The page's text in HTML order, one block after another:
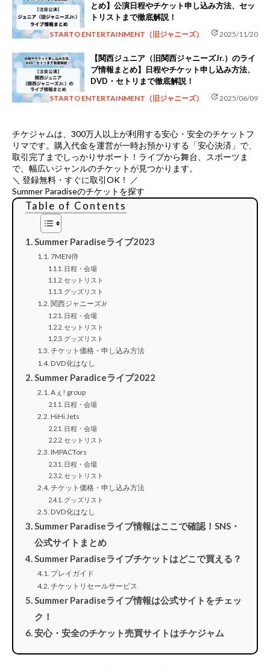
とめ】公演日程やチケット申し込み方法、セッ
トリストまで徹底解説！
STARTO ENTERTAINMENT（旧ジャニーズ） update2025/11/20
【関西ジュニア（旧関西ジャニーズJr.）のライ
ブ情報まとめ】日程やチケット申し込み方法、
DVD・セトリまで徹底解説！
STARTO ENTERTAINMENT（旧ジャニーズ） update2025/06/09
チケジャムは、 300万人以上が利用する安心・安全のチケットフ
リマです。購入代金を運営が一時お預かりする「安心決済」で、
取引完了までしっかりサポート！ライブから舞台、スポーツま
で、幅広いジャンルのチケットが見つかります。
＼ 登録無料・すぐに取引OK！ ／
Summer Paradiseのチケットを探す
Table of Contents
Summer Paradiseライブ2023
7MEN侍
日程・会場
セットリスト
グッズリスト
関西ジャニーズJr
日程・会場
セットリスト
グッズリスト
チケット価格・申し込み方法
DVD化はなし
Summer Paradiceライブ2022
Aぇ! group
日程・会場
HiHi Jets
日程・会場
セットリスト
IMPACTors
日程・会場
セットリスト
チケット価格・申し込み方法
グッズリスト
DVD化はなし
Summer Paradiseライブ情報はここで確認！SNS・
公式サイトまとめ
Summer Paradiseライブチケットはどこで買える？
プレイガイド
チケットリセールサービス
Summer Paradiseライブ情報は公式サイトをチェッ
ク！
安心・安全のチケット売買サイトはチケジャム